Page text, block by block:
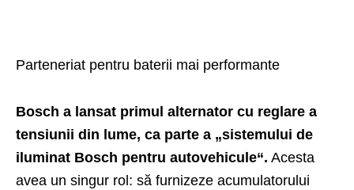
Parteneriat pentru baterii mai performante
Bosch a lansat primul alternator cu reglare a
tensiunii din lume, ca parte a „sistemului de
iluminat Bosch pentru autovehicule“. Acesta
avea un singur rol: să furnizeze acumulatorului